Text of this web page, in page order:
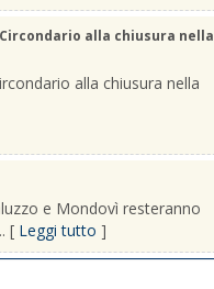
alla chiusura nella
alla chiusura nella
e Mondovì resteranno
[ Leggi tutto ]